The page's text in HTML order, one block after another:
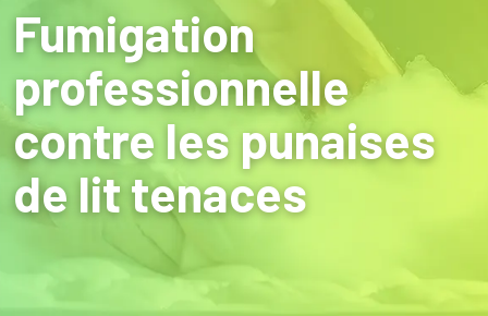
Fumigation
professionnelle
contre les punaises
de lit tenaces